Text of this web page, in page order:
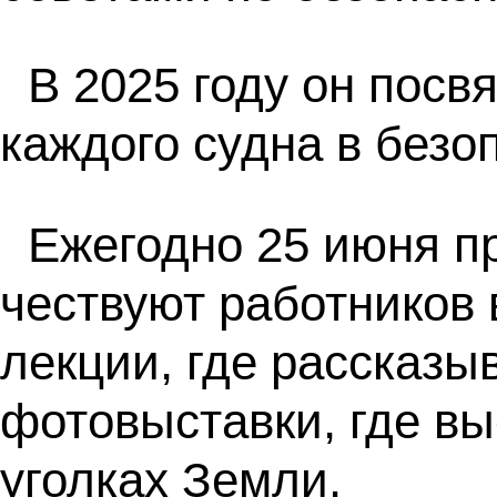
В 2025 году он
каждого судна в
Ежегодно 25 июня
чествуют
лекции, где
фотовыставки, где
уголках Земли.